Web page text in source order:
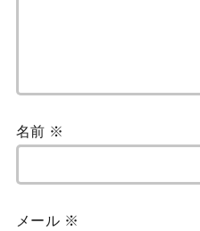
名前 ※
メール ※